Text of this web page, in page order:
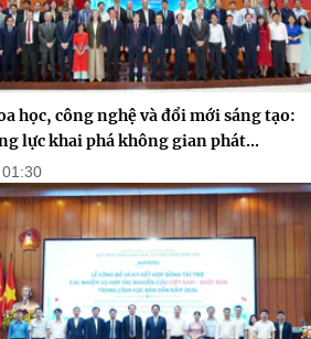
học, công nghệ và đổi mới sáng tạo:
lực khai phá không gian phát...
01:30